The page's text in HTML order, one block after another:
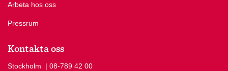
Arbeta hos oss
Pressrum
Kontakta oss
Stockholm Ring Stockholm på
| 08-789 42 00